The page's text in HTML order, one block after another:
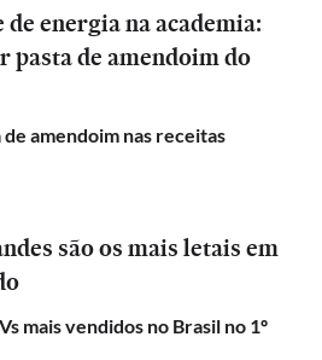
energia na academia:
pasta de amendoim do
de amendoim nas receitas
são os mais letais em
mais vendidos no Brasil no 1º